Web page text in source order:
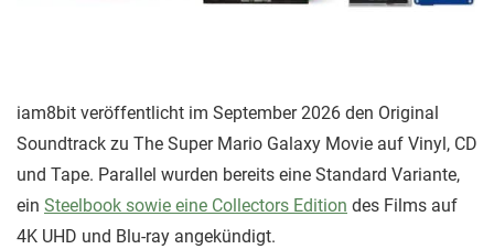
iam8bit veröffentlicht im September 2026 den Original
Soundtrack zu The Super Mario Galaxy Movie auf Vinyl, CD
und Tape. Parallel wurden bereits eine Standard Variante,
ein Steelbook sowie eine Collectors Edition des Films auf
4K UHD und Blu-ray angekündigt.